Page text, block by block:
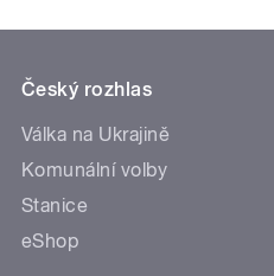
Český rozhlas
Válka na Ukrajině
Komunální volby
Stanice
eShop